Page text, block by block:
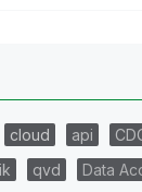
cloud api
qvd
Data